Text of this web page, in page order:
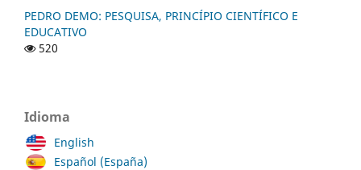
PEDRO DEMO: PESQUISA, PRINCÍPIO CIENTÍFICO E
EDUCATIVO
520
Idioma
English
Español (España)